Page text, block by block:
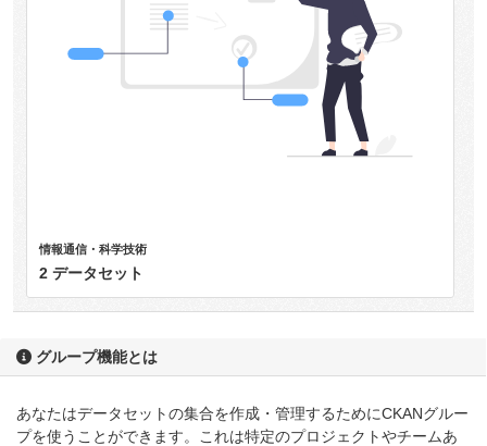
グループ機能とは
あなたはデータセットの集合を作成・管理するためにCKANグルー
プを使うことができます。これは特定のプロジェクトやチームあ
情報通信・科学技術
2 データセット